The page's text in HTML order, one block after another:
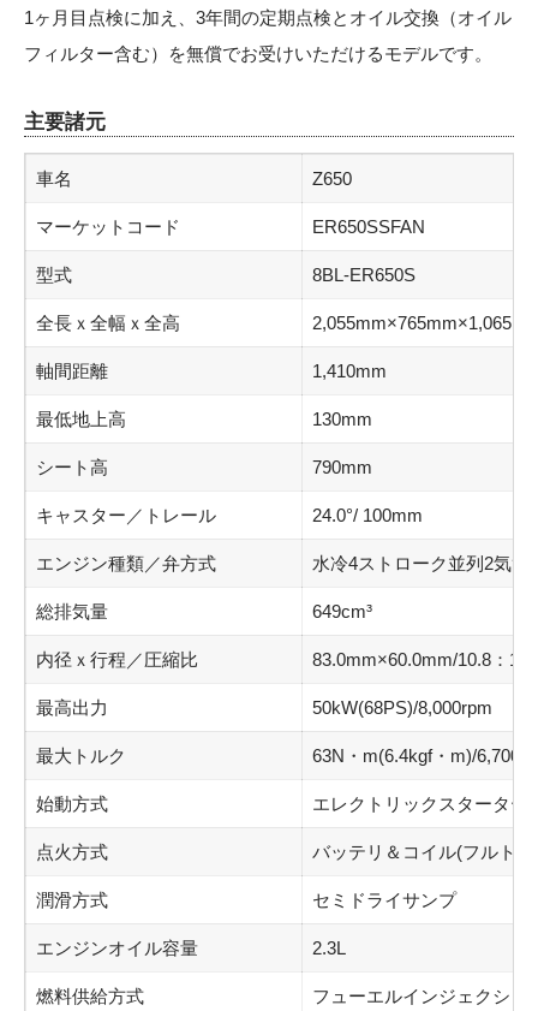
1ヶ月目点検に加え、3年間の定期点検とオイル交換（オイル
フィルター含む）を無償でお受けいただけるモデルです。
主要諸元
車名 Z650
マーケットコード ER650SSFAN
型式 8BL-ER650S
全長ｘ全幅ｘ全高
軸間距離 1,410mm
最低地上高 130mm
シート高 790mm
キャスター／トレール 24.0°/ 100mm
エンジン種類／弁方式 水冷4ストローク並列2気筒
総排気量 649cm³
内径ｘ行程／圧縮比 83.0mm×60.0mm/10.8：1
最高出力 50kW(68PS)/8,000rpm
最大トルク 63N・m(6.4kgf・m)/
始動方式 エレクトリックスターター
点火方式 バッテリ＆コイル(フルト
潤滑方式 セミドライサンプ
エンジンオイル容量 2.3L
燃料供給方式 フューエルインジェクショ